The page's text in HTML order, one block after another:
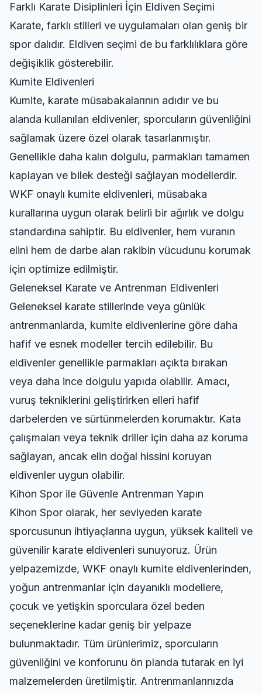
Farklı Karate Disiplinleri İçin Eldiven Seçimi
Karate, farklı stilleri ve uygulamaları olan geniş bir
spor dalıdır. Eldiven seçimi de bu farklılıklara göre
değişiklik gösterebilir.
Kumite Eldivenleri
Kumite, karate müsabakalarının adıdır ve bu
alanda kullanılan eldivenler, sporcuların güvenliğini
sağlamak üzere özel olarak tasarlanmıştır.
Genellikle daha kalın dolgulu, parmakları tamamen
kaplayan ve bilek desteği sağlayan modellerdir.
WKF onaylı kumite eldivenleri, müsabaka
kurallarına uygun olarak belirli bir ağırlık ve dolgu
standardına sahiptir. Bu eldivenler, hem vuranın
elini hem de darbe alan rakibin vücudunu korumak
için optimize edilmiştir.
Geleneksel Karate ve Antrenman Eldivenleri
Geleneksel karate stillerinde veya günlük
antrenmanlarda, kumite eldivenlerine göre daha
hafif ve esnek modeller tercih edilebilir. Bu
eldivenler genellikle parmakları açıkta bırakan
veya daha ince dolgulu yapıda olabilir. Amacı,
vuruş tekniklerini geliştirirken elleri hafif
darbelerden ve sürtünmelerden korumaktır. Kata
çalışmaları veya teknik driller için daha az koruma
sağlayan, ancak elin doğal hissini koruyan
eldivenler uygun olabilir.
Kihon Spor ile Güvenle Antrenman Yapın
Kihon Spor olarak, her seviyeden karate
sporcusunun ihtiyaçlarına uygun, yüksek kaliteli ve
güvenilir karate eldivenleri sunuyoruz. Ürün
yelpazemizde, WKF onaylı kumite eldivenlerinden,
yoğun antrenmanlar için dayanıklı modellere,
çocuk ve yetişkin sporculara özel beden
seçeneklerine kadar geniş bir yelpaze
bulunmaktadır. Tüm ürünlerimiz, sporcuların
güvenliğini ve konforunu ön planda tutarak en iyi
malzemelerden üretilmiştir. Antrenmanlarınızda